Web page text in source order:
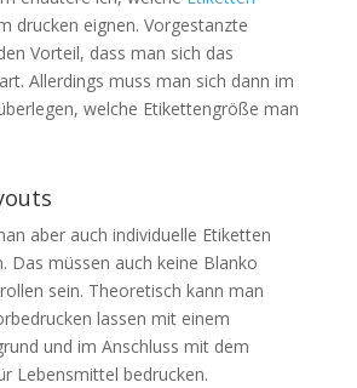
drucken eignen. Vorgestanzte
Vorteil, dass man sich das
Allerdings muss man sich dann im
welche Etikettengröße man
aber auch individuelle Etiketten
Das müssen auch keine Blanko
sein. Theoretisch kann man
lassen mit einem
und im Anschluss mit dem
Lebensmittel bedrucken.